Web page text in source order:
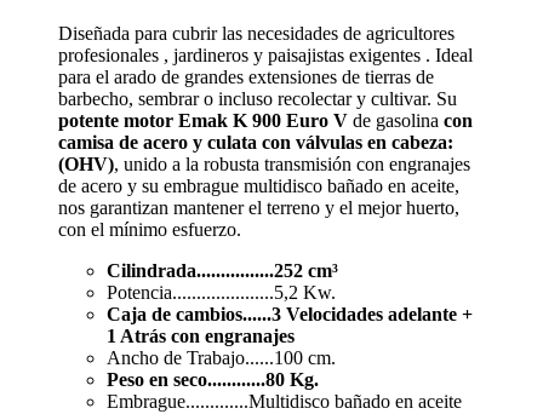
Diseñada para cubrir las necesidades de agricultores
profesionales , jardineros y paisajistas exigentes . Ideal
para el arado de grandes extensiones de tierras de
barbecho, sembrar o incluso recolectar y cultivar. Su
potente motor Emak K 900 Euro V de gasolina con
camisa de acero y culata con válvulas en cabeza:
(OHV), unido a la robusta transmisión con engranajes
de acero y su embrague multidisco bañado en aceite,
nos garantizan mantener el terreno y el mejor huerto,
con el mínimo esfuerzo.
Cilindrada................252 cm³
Potencia.....................5,2 Kw.
Caja de cambios......3 Velocidades adelante +
1Atrás con engranajes
Ancho de Trabajo......100 cm.
Peso en seco............80 Kg.
Embrague.............Multidisco bañado en aceite